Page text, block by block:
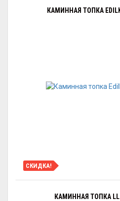
КАМИННАЯ ТОПКА
СКИДКА!
КАМИННАЯ ТОПКА LL